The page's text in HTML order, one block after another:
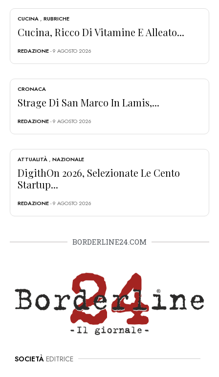
CUCINA , RUBRICHE
Cucina, Ricco Di Vitamine E Alleato...
REDAZIONE- 9 AGOSTO 2026
CRONACA
Strage Di San Marco In Lamis,...
REDAZIONE- 9 AGOSTO 2026
ATTUALITÀ , NAZIONALE
DigithOn 2026, Selezionate Le Cento
Startup...
REDAZIONE- 9 AGOSTO 2026
BORDERLINE24.COM
SOCIETÀ EDITRICE